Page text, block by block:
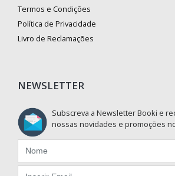
Termos e Condições
Política de Privacidade
Livro de Reclamações
NEWSLETTER
Subscreva a Newsletter Booki e
nossas novidades e promoções